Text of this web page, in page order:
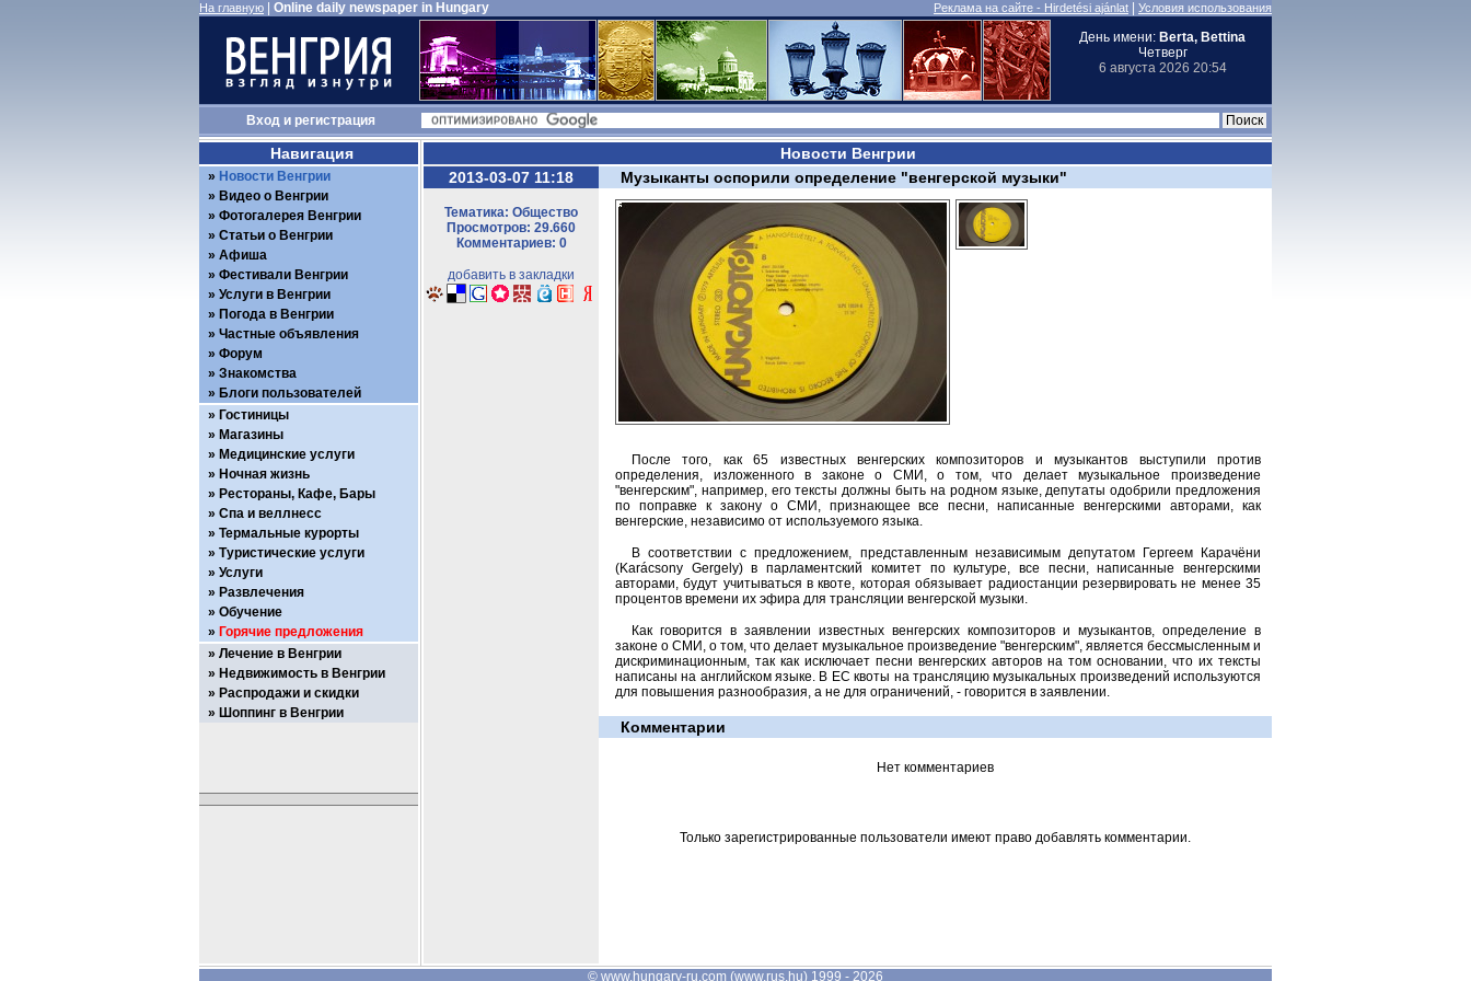
На главную Online daily newspaper in Hungary Реклама на сайте - Hirdetési ajánlat Условия использования
День имени: Berta, Bettina
Четверг
6 августа 2026 20:54
Входи регистрация
Новости Венгрии
2013-03-07 11:18
Тематика: Общество
Просмотров: 29.660
Комментариев: 0
добавить в закладки
Музыканты оспорили определение "венгерской музыки"
После того, как 65 известных венгерских композиторов и музыкантов выступили против
определения, изложенного в законе о СМИ, о том, что делает музыкальное произведение
"венгерским", например, его тексты должны быть на родном языке, депутаты одобрили предложения
по поправке к закону о СМИ, признающее все песни, написанные венгерскими авторами, как
венгерские, независимо от используемого языка.
В соответствии с предложением, представленным независимым депутатом Гергеем Карачёни
(Karácsony Gergely) в парламентский комитет по культуре, все песни, написанные венгерскими
авторами, будут учитываться в квоте, которая обязывает радиостанции резервировать не менее 35
процентов времени их эфира для трансляции венгерской музыки.
Как говорится в заявлении известных венгерских композиторов и музыкантов, определение в
законе о СМИ, о том, что делает музыкальное произведение "венгерским", является бессмысленным и
дискриминационным, так как исключает песни венгерских авторов на том основании, что их тексты
написаны на английском языке. В ЕС квоты на трансляцию музыкальных произведений используются
для повышения разнообразия, а не для ограничений, - говорится в заявлении.
Комментарии
Нет комментариев
Только зарегистрированные пользователи имеют право добавлять комментарии.
Навигация
Новости Венгрии
Видео о Венгрии
Фотогалерея Венгрии
Статьи о Венгрии
Афиша
Фестивали Венгрии
Услуги в Венгрии
Погода в Венгрии
Частные объявления
Форум
Знакомства
Блоги пользователей
Гостиницы
Магазины
Медицинские услуги
Ночная жизнь
Рестораны, Кафе, Бары
Спа и веллнесс
Термальные курорты
Туристические услуги
Услуги
Развлечения
Обучение
Горячие предложения
Лечение в Венгрии
Недвижимость в Венгрии
Распродажи и скидки
Шоппинг в Венгрии
© www.hungary-ru.com (www.rus.hu) 1999 - 2026